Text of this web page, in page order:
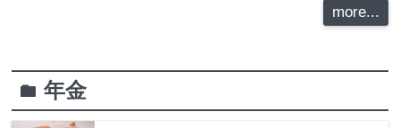
more...
folder年金